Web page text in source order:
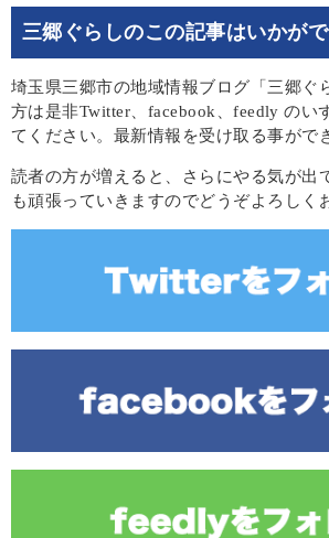
三郷ぐらしのこの記事はいかが
埼玉県三郷市の地域情報ブログ「三郷ぐ
方は是非Twitter、facebook、feedly のい
てください。最新情報を受け取る事がで
読者の方が増えると、さらにやる気が出
も頑張っていきますのでどうぞよろしく